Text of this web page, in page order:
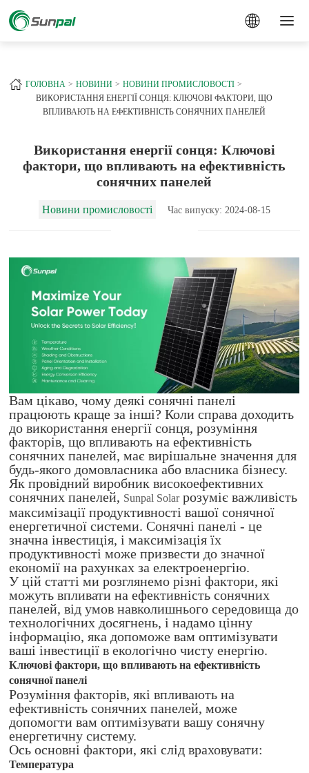
ГОЛОВНА НОВИНИ
НОВИНИ ПРОМИСЛОВОСТІ
ВИКОРИСТАННЯ ЕНЕРГІЇ СОНЦЯ: КЛЮЧОВІ ФАКТОРИ, ЩО
ВПЛИВАЮТЬ НА ЕФЕКТИВНІСТЬ СОНЯЧНИХ ПАНЕЛЕЙ
Використання енергії сонця: Ключові
фактори, що впливають на ефективність
сонячних панелей
Новини промисловості Час випуску: 2024-08-15
Вам цікаво, чому деякі сонячні панелі
працюють краще за інші? Коли справа доходить
до використання енергії сонця, розуміння
факторів, що впливають на ефективність
сонячних панелей, має вирішальне значення для
будь-якого домовласника або власника бізнесу.
Як провідний виробник високоефективних
сонячних панелей, Sunpal Solarрозуміє важливість
максимізації продуктивності вашої сонячної
енергетичної системи. Сонячні панелі - це
значна інвестиція, і максимізація їх
продуктивності може призвести до значної
економії на рахунках за електроенергію.
У цій статті ми розглянемо різні фактори, які
можуть впливати на ефективність сонячних
панелей, від умов навколишнього середовища до
технологічних досягнень, і надамо цінну
інформацію, яка допоможе вам оптимізувати
ваші інвестиції в екологічно чисту енергію.
Ключові фактори, що впливають на ефективність
сонячної панелі
Розуміння факторів, які впливають на
ефективність сонячних панелей, може
допомогти вам оптимізувати вашу сонячну
енергетичну систему.
Ось основні фактори, які слід враховувати:
Температура